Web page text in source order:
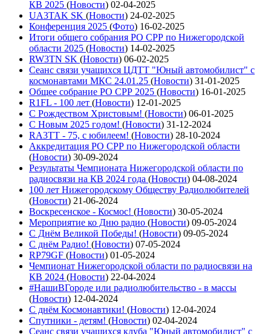
КВ 2025 (Новости) 02-04-2025
UA3TAK SK (Новости) 24-02-2025
Конференция 2025 (Фото) 16-02-2025
Итоги общего собрания РО СРР по Нижегородской
области 2025 (Новости) 14-02-2025
RW3TN SK (Новости) 06-02-2025
Сеанс связи учащихся ЦДТТ "Юный автомобилист" с
космонавтами МКС 24.01.25 (Новости) 31-01-2025
Общее собрание РО СРР 2025 (Новости) 16-01-2025
R1FL - 100 лет (Новости) 12-01-2025
С Рождеством Христовым! (Новости) 06-01-2025
С Новым 2025 годом! (Новости) 31-12-2024
RA3TT - 75, с юбилеем! (Новости) 28-10-2024
Аккредитация РО СРР по Нижегородской области
(Новости) 30-09-2024
Результаты Чемпионата Нижегородской области по
радиосвязи на КВ 2024 года (Новости) 04-08-2024
100 лет Нижегородскому Обществу Радиолюбителей
(Новости) 21-06-2024
Воскресенское - Космос! (Новости) 30-05-2024
Мероприятие ко Дню радио (Новости) 09-05-2024
С Днём Великой Победы! (Новости) 09-05-2024
С днём Радио! (Новости) 07-05-2024
RP79GF (Новости) 01-05-2024
Чемпионат Нижегородской области по радиосвязи на
КВ 2024 (Новости) 22-04-2024
#НашиВГороде или радиолюбительство - в массы
(Новости) 12-04-2024
С днём Космонавтики! (Новости) 12-04-2024
Спутники - детям! (Новости) 02-04-2024
Сеанс связи учащихся клуба "Юный автомобилист" с